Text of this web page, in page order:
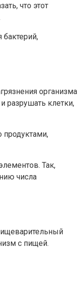
что этот
организма
разрушать клетки,
продуктами,
Так,
числа
с пищей.